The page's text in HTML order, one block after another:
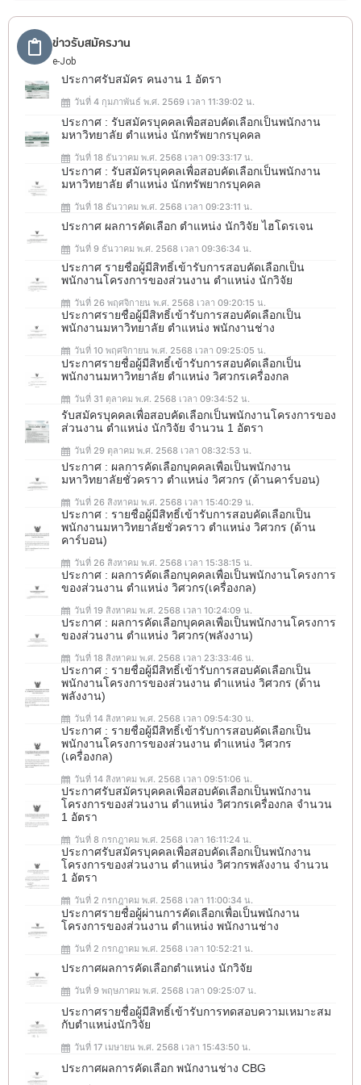
ข่าวรับสมัครงาน
e-Job
ประกาศรับสมัคร คนงาน 1 อัตรา
วันที่ 4 กุมภาพันธ์ พ.ศ. 2569 เวลา 11:39:02 น.
ประกาศ : รับสมัครบุคคลเพื่อสอบคัดเลือกเป็นพนักงาน
มหาวิทยาลัย ตำแหน่ง นักทรัพยากรบุคคล
วันที่ 18 ธันวาคม พ.ศ. 2568 เวลา 09:33:17 น.
ประกาศ : รับสมัครบุคคลเพื่อสอบคัดเลือกเป็นพนักงาน
มหาวิทยาลัย ตำแหน่ง นักทรัพยากรบุคคล
วันที่ 18 ธันวาคม พ.ศ. 2568 เวลา 09:23:11 น.
ประกาศ ผลการคัดเลือก ตำแหน่ง นักวิจัย ไฮโดรเจน
วันที่ 9 ธันวาคม พ.ศ. 2568 เวลา 09:36:34 น.
ประกาศ รายชื่อผู้มีสิทธิ์เข้ารับการสอบคัดเลือกเป็น
พนักงานโครงการของส่วนงาน ตำแหน่ง นักวิจัย
วันที่ 26 พฤศจิกายน พ.ศ. 2568 เวลา 09:20:15 น.
ประกาศรายชื่อผู้มีสิทธิ์เข้ารับการสอบคัดเลือกเป็น
พนักงานมหาวิทยาลัย ตำแหน่ง พนักงานช่าง
วันที่ 10 พฤศจิกายน พ.ศ. 2568 เวลา 09:25:05 น.
ประกาศรายชื่อผู้มีสิทธิ์เข้ารับการสอบคัดเลือกเป็น
พนักงานมหาวิทยาลัย ตำแหน่ง วิศวกรเครื่องกล
วันที่ 31 ตุลาคม พ.ศ. 2568 เวลา 09:34:52 น.
รับสมัครบุคคลเพื่อสอบคัดเลือกเป็นพนักงานโครงการของ
ส่วนงาน ตำแหน่ง นักวิจัย จำนวน 1 อัตรา
วันที่ 29 ตุลาคม พ.ศ. 2568 เวลา 08:32:53 น.
ประกาศ : ผลการคัดเลือกบุคคลเพื่อเป็นพนักงาน
มหาวิทยาลัยชั่วคราว ตำแหน่ง วิศวกร (ด้านคาร์บอน)
วันที่ 26 สิงหาคม พ.ศ. 2568 เวลา 15:40:29 น.
ประกาศ : รายชื่อผู้มีสิทธิ์เข้ารับการสอบคัดเลือกเป็น
พนักงานมหาวิทยาลัยชั่วคราว ตำแหน่ง วิศวกร (ด้าน
คาร์บอน)
วันที่ 26 สิงหาคม พ.ศ. 2568 เวลา 15:38:15 น.
ประกาศ : ผลการคัดเลือกบุคคลเพื่อเป็นพนักงานโครงการ
ของส่วนงาน ตำแหน่ง วิศวกร(เครื่องกล)
วันที่ 19 สิงหาคม พ.ศ. 2568 เวลา 10:24:09 น.
ประกาศ : ผลการคัดเลือกบุคคลเพื่อเป็นพนักงานโครงการ
ของส่วนงาน ตำแหน่ง วิศวกร(พลังงาน)
วันที่ 18 สิงหาคม พ.ศ. 2568 เวลา 23:33:46 น.
ประกาศ : รายชื่อผู้มีสิทธิ์เข้ารับการสอบคัดเลือกเป็น
พนักงานโครงการของส่วนงาน ตำแหน่ง วิศวกร (ด้าน
พลังงาน)
วันที่ 14 สิงหาคม พ.ศ. 2568 เวลา 09:54:30 น.
ประกาศ : รายชื่อผู้มีสิทธิ์เข้ารับการสอบคัดเลือกเป็น
พนักงานโครงการของส่วนงาน ตำแหน่ง วิศวกร
(เครื่องกล)
วันที่ 14 สิงหาคม พ.ศ. 2568 เวลา 09:51:06 น.
ประกาศรับสมัครบุคคลเพื่อสอบคัดเลือกเป็นพนักงาน
โครงการของส่วนงาน ตำแหน่ง วิศวกรเครื่องกล จำนวน
1 อัตรา
วันที่ 8 กรกฎาคม พ.ศ. 2568 เวลา 16:11:24 น.
ประกาศรับสมัครบุคคลเพื่อสอบคัดเลือกเป็นพนักงาน
โครงการของส่วนงาน ตำแหน่ง วิศวกรพลังงาน จำนวน
1 อัตรา
วันที่ 2 กรกฎาคม พ.ศ. 2568 เวลา 11:00:34 น.
ประกาศรายชื่อผู้ผ่านการคัดเลือกเพื่อเป็นพนักงาน
โครงการของส่วนงาน ตำแหน่ง พนักงานช่าง
วันที่ 2 กรกฎาคม พ.ศ. 2568 เวลา 10:52:21 น.
ประกาศผลการคัดเลือกตำแหน่ง นักวิจัย
วันที่ 9 พฤษภาคม พ.ศ. 2568 เวลา 09:25:07 น.
ประกาศรายชื่อผู้มีสิทธิ์เข้ารับการทดสอบความเหมาะสม
กับตำแหน่งนักวิจัย
วันที่ 17 เมษายน พ.ศ. 2568 เวลา 15:43:50 น.
ประกาศผลการคัดเลือก พนักงานช่าง CBG